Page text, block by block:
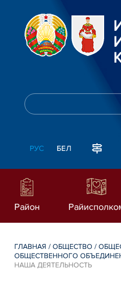
РУС БЕЛ
Район
ГЛАВНАЯ /ОБЩЕСТВО /
ОБЩЕСТВЕННОГО
НАША ДЕЯТЕЛЬНОСТЬ